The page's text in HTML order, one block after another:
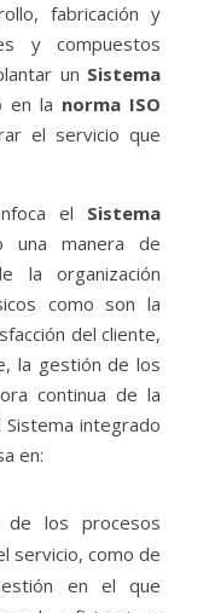
fabricación y
y compuestos
un Sistema
en la norma ISO
el servicio que
el Sistema
una manera de
la organización
como son la
del cliente,
la gestión de los
continua de la
Sistema integrado
en:
los procesos
servicio, como de
en el que